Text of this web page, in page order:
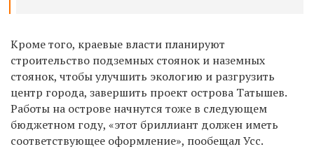
Кроме того, краевые власти планируют
строительство подземных стоянок и наземных
стоянок, чтобы улучшить экологию и разгрузить
центр города, завершить проект острова Татышев.
Работы на острове начнутся тоже в следующем
бюджетном году, «этот бриллиант должен иметь
соответствующее оформление», пообещал Усс.